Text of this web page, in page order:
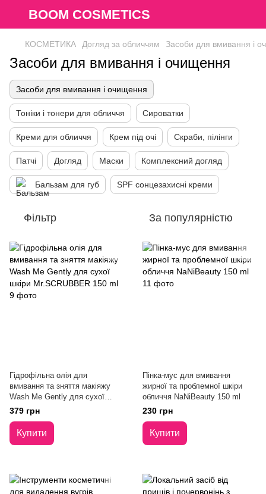
BOOM COSMETICS
КОСМЕТИКА Догляд за обличчям Засоби для вмивання і
Засоби для вмивання і очищення
Засоби для вмивання і очищення
Тоніки і тонери для обличчя Сироватки
Креми для обличчя Крем під очі Скраби, пілінги
Патчі Догляд Маски Комплексний догляд
Бальзам для губ SPF сонцезахисні креми
Фільтр За популярністю
Гідрофільна олія для
вмивання та зняття макіяжу
Wash Me Gently для сухої
шкіри Mr.SCRUBBER 150 ml
379 грн
Купити
Пінка-мус для вмивання
жирної та проблемної шкіри
обличчя NaNiBeauty 150 ml
230 грн
Купити